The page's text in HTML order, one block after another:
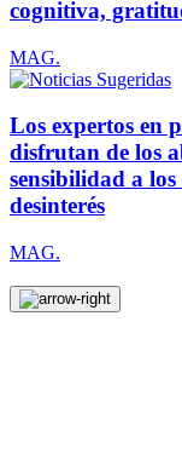
cognitiva,
MAG.
Los expertos en
disfrutan de los
sensibilidad a
desinterés
MAG.